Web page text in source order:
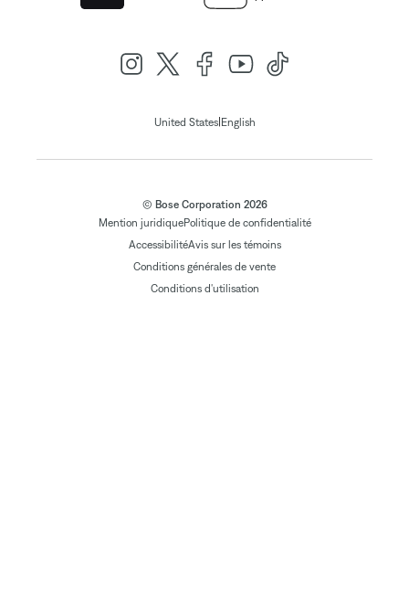
United States| English
© Bose Corporation 2026
Mention juridiquePolitique de confidentialité
AccessibilitéAvis sur les témoins
Conditions générales de vente
Conditions d'utilisation